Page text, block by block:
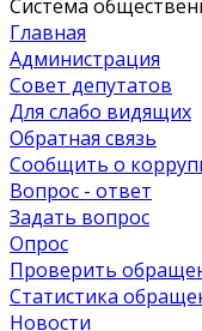
Система
Главная
Администрация
Совет депутатов
Для слабо видящих
Обратная связь
Сообщить о
Вопрос - ответ
Задать вопрос
Опрос
Проверить
Статистика
Новости